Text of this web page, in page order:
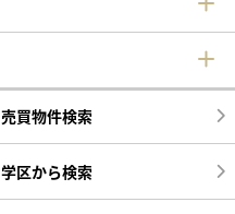
売買物件検索
学区から検索